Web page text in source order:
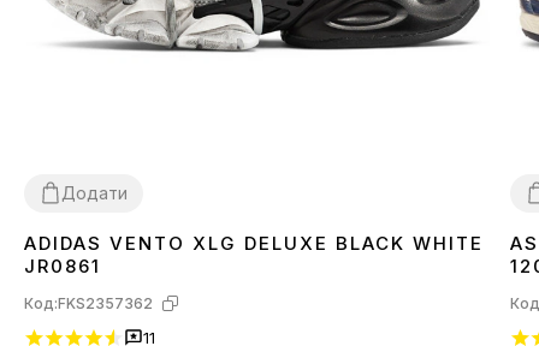
Додати
36 3738 39 4041424344
ADIDAS VENTO XLG DELUXE BLACK WHITE
JR0861
Код:FKS2357362
11